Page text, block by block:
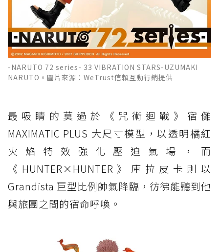
-NARUTO 72 series- 33 VIBRATION STARS-UZUMAKI
NARUTO。圖片來源：WeTrust信賴互動行銷提供
最吸睛的莫過於《咒術迴戰》宿儺
MAXIMATIC PLUS 大尺寸模型，以透明橘紅
火焰特效強化壓迫氣場，而
《HUNTER×HUNTER》庫拉皮卡則以
Grandista 巨型比例帥氣降臨，彷彿能聽到他
與旅團之間的宿命呼喚。